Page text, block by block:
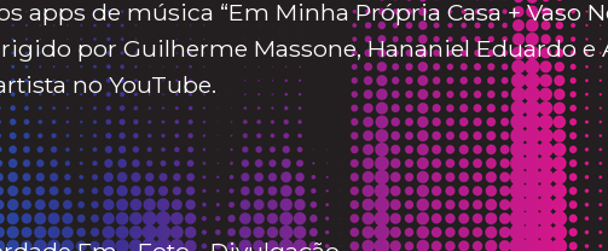
apps de música “Em Minha Própria Casa + Vaso
por Guilherme Massone, Hananiel Eduardo e
no YouTube.